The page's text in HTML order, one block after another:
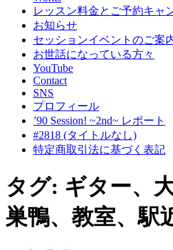
レッスン料金とご予約キャ
お知らせ
セッションイベントのご案
お世話になっている方々
YouTube
Contact
SNS
プロフィール
’90 Session! ~2nd~ レポート
#2818 (タイトルなし)
特定商取引法に基づく表記
タグ: ギター、
巣鴨、教室、駅